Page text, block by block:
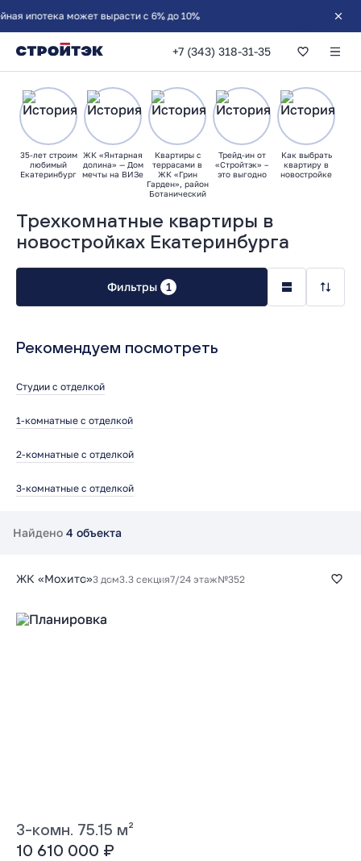
+7 (343) 318-31-35
Трехкомнатные квартиры в
новостройках Екатеринбурга
35-лет строим
любимый
Екатеринбург
ЖК «Янтарная
долина» — Дом
мечты на ВИЗе
Квартиры с
террасами в
ЖК «Грин
Гарден», район
Ботанический
Трейд-ин от
«Стройтэк» –
это выгодно
Как выбрать
квартиру в
новостройке
Фильтры 1
Рекомендуем посмотреть
Студии с отделкой
1-комнатные с отделкой
2-комнатные с отделкой
3-комнатные с отделкой
Найдено 4 объекта
ЖК «Мохито»3 дом3.3 секция7/24 этаж№352
3-комн. 75.15 м²
10 610 000 ₽